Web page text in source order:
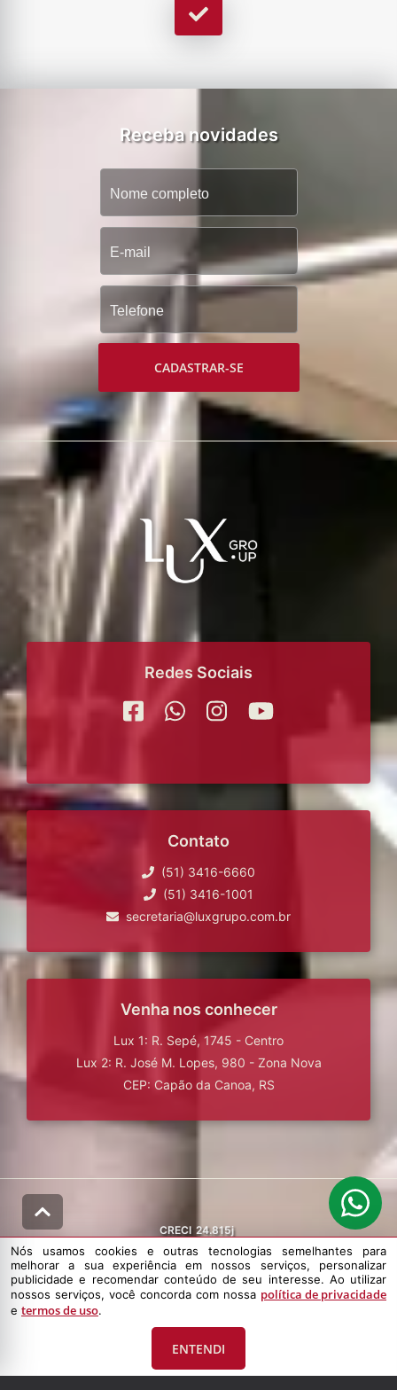
Receba novidades
CADASTRAR-SE
Redes Sociais
Contato
(51) 3416-6660
(51) 3416-1001
secretaria@luxgrupo.com.br
Venha nos conhecer
Lux 1: R. Sepé, 1745 - Centro
Lux 2: R. José M. Lopes, 980 - Zona Nova
CEP: Capão da Canoa, RS
CRECI 24.815j
© DESENVOLVIDO PELA AGIL.NET
sua experiência em nossos serviços, personalizar publicidade e
Nós usamos cookies e outras tecnologias semelhantes para
melhorar a sua experiência em nossos serviços, personalizar
publicidade e recomendar conteúdo de seu interesse. Ao utilizar
nossos serviços, você concorda com nossa política de privacidade
e termos de uso.
ENTENDI